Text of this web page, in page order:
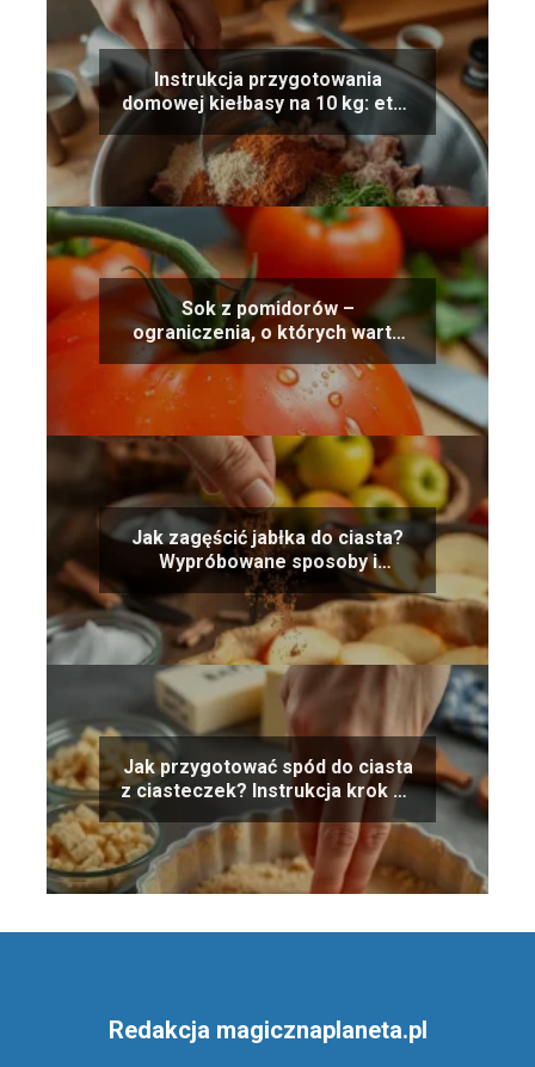
Instrukcja przygotowania
domowej kiełbasy na 10 kg: etap
po etapie
Sok z pomidorów –
ograniczenia, o których warto
wiedzieć
Jak zagęścić jabłka do ciasta?
Wypróbowane sposoby i
wskazówki
Jak przygotować spód do ciasta
z ciasteczek? Instrukcja krok po
kroku
Redakcja magicznaplaneta.pl